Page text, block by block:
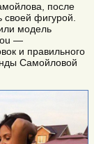
после
своей фигурой.
модель
—
и правильного
Самойловой